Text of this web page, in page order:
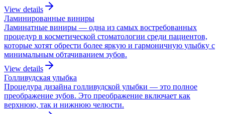
View details
Ламинированные виниры
Ламинатные виниры — одна из самых востребованных
процедур в косметической стоматологии среди пациентов,
которые хотят обрести более яркую и гармоничную улыбку с
минимальным обтачиванием зубов.
View details
Голливудская улыбка
Процедура дизайна голливудской улыбки — это полное
преображение зубов. Это преображение включает как
верхнюю, так и нижнюю челюсти.